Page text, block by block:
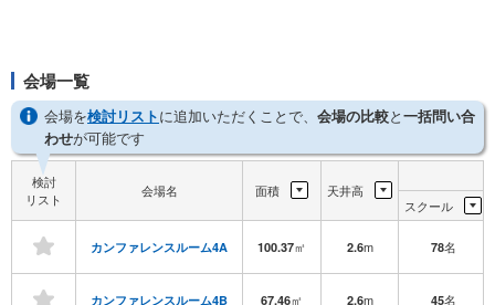
会場一覧
会場を検討リストに追加いただくことで、 会場の比較と一括問い合
わせが可能です
検討
リスト
会場名 面積
天井高
スクール
カンファレンスルーム4A 100.37㎡ 2.6m 78名
カンファレンスルーム4B 67.46㎡ 2.6m 45名